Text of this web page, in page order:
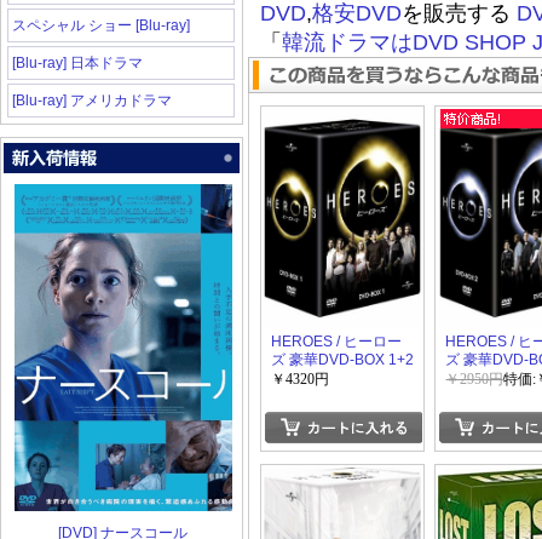
スペシャル ショー [Blu-ray]
[Blu-ray] 日本ドラマ
[Blu-ray] アメリカドラマ
[DVD] ナースコール
DVD,格安DVDを販売する
「 韓流ドラマはDVD SHOP
HEROES / ヒーロー
ズ 豪華DVD-BOX 1+2
￥4320円
HEROES / ヒ
ズ 豪華DVD-
￥2950円特価: